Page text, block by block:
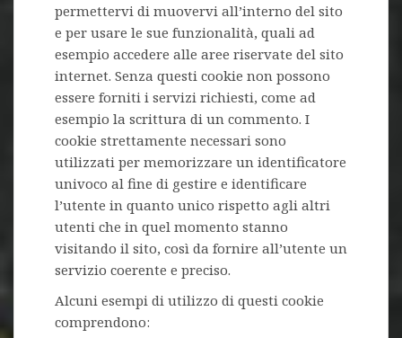
permettervi di muovervi all’interno del sito
e per usare le sue funzionalità, quali ad
esempio accedere alle aree riservate del sito
internet. Senza questi cookie non possono
essere forniti i servizi richiesti, come ad
esempio la scrittura di un commento. I
cookie strettamente necessari sono
utilizzati per memorizzare un identificatore
univoco al fine di gestire e identificare
l’utente in quanto unico rispetto agli altri
utenti che in quel momento stanno
visitando il sito, così da fornire all’utente un
servizio coerente e preciso.
Alcuni esempi di utilizzo di questi cookie
comprendono: